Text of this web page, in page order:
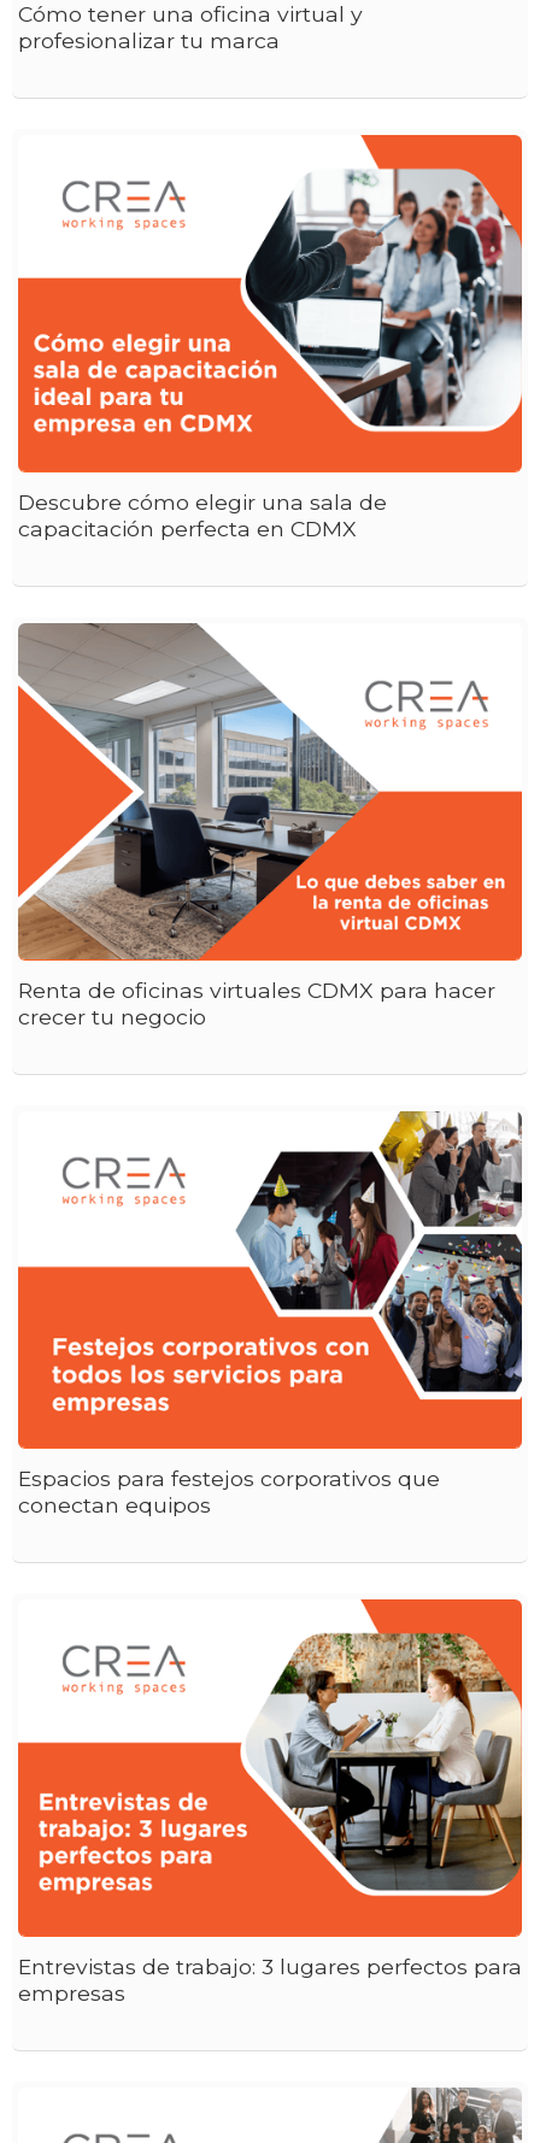
Cómo tener una oficina virtual y
profesionalizar tu marca
Descubre cómo elegir una sala de
capacitación perfecta en CDMX
Renta de oficinas virtuales CDMX para hacer
crecer tu negocio
Espacios para festejos corporativos que
conectan equipos
Entrevistas de trabajo: 3 lugares perfectos para
empresas